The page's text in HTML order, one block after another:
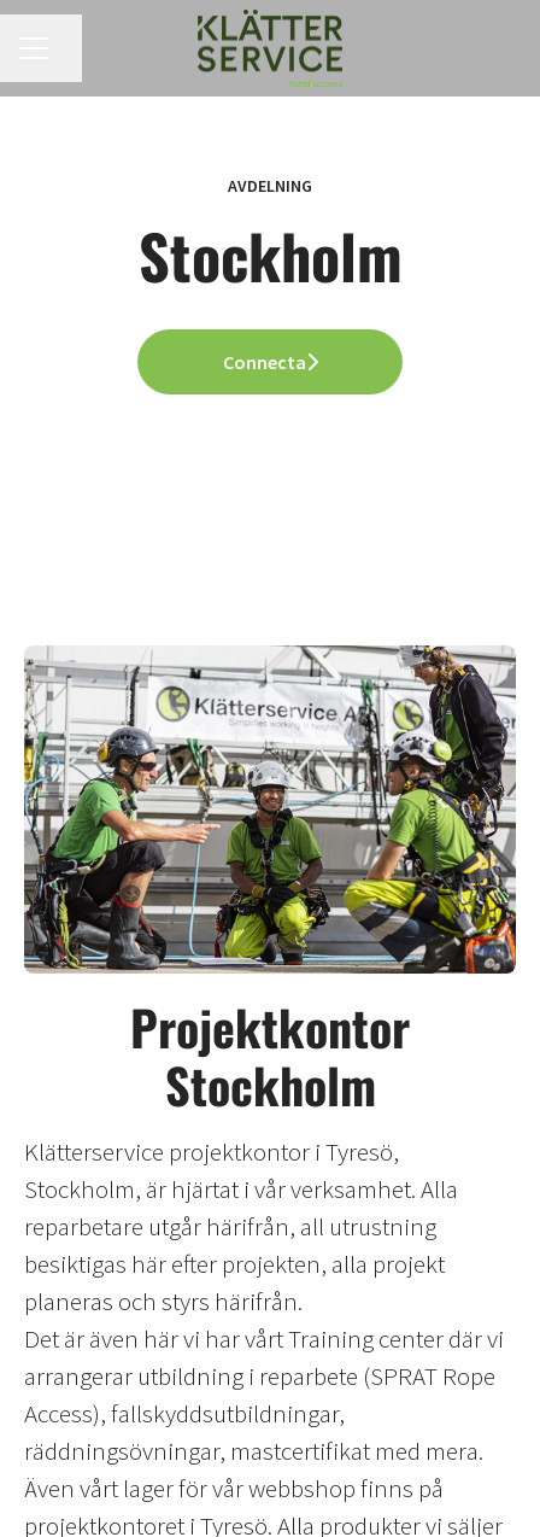
AVDELNING
Stockholm
Connecta
Projektkontor
Stockholm​
Klätterservice projektkontor i Tyresö,
Stockholm, är hjärtat i vår verksamhet. Alla
reparbetare utgår härifrån, all utrustning
besiktigas här efter projekten, alla projekt
planeras och styrs härifrån.
Det är även här vi har vårt Training center där vi
arrangerar utbildning i reparbete (SPRAT Rope
Access), fallskyddsutbildningar,
räddningsövningar, mastcertifikat med mera.
Även vårt lager för vår webbshop finns på
projektkontoret i Tyresö. Alla produkter vi säljer